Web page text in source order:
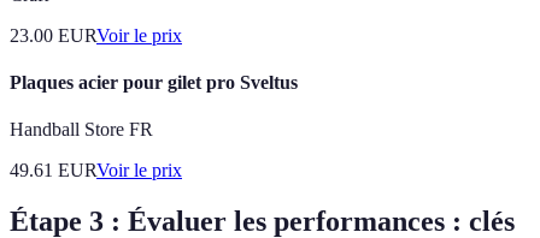
23.00 EURVoir le prix
Plaques acier pour gilet pro Sveltus
Handball Store FR
49.61 EURVoir le prix
Étape 3 : Évaluer les performances : clés